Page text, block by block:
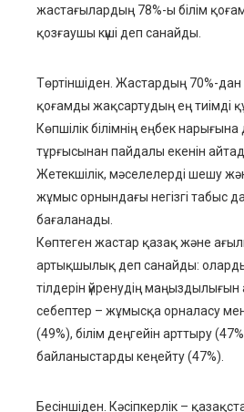
жастағылардың 78%-ы білім
қозғаушы күші деп санайды.
Төртіншіден. Жастардың 70%-дан
қоғамды жақсартудың ең тиімді
Көпшілік білімнің еңбек
тұрғысынан пайдалы екенін
Жетекшілік, мәселелерді шешу
жұмыс орнындағы негізгі табыс
бағаланады.
Көптеген жастар қазақ және
артықшылық деп санайды:
тілдерін үйренудің
себептер – жұмысқа орналасу мен
(49%), білім деңгейін арттыру
байланыстарды кеңейту (47%).
Бесіншіден. Кәсіпкерлік –